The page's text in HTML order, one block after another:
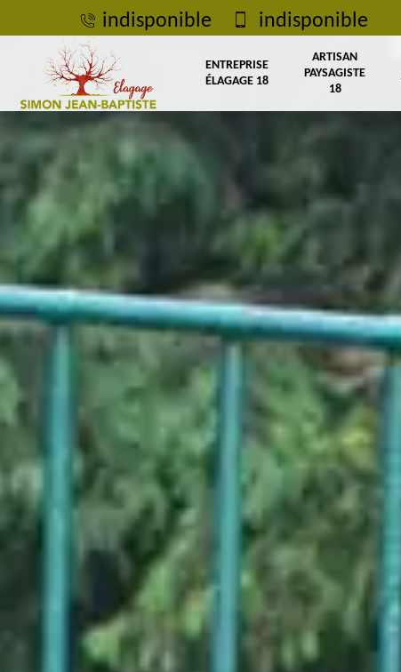
indisponible indisponible
ENTREPRISE
ÉLAGAGE 18
ARTISAN
PAYSAGISTE
18